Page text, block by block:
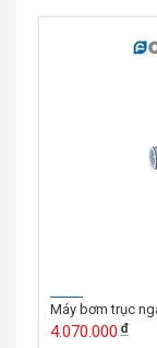
Máy bơm trục
4.070.000